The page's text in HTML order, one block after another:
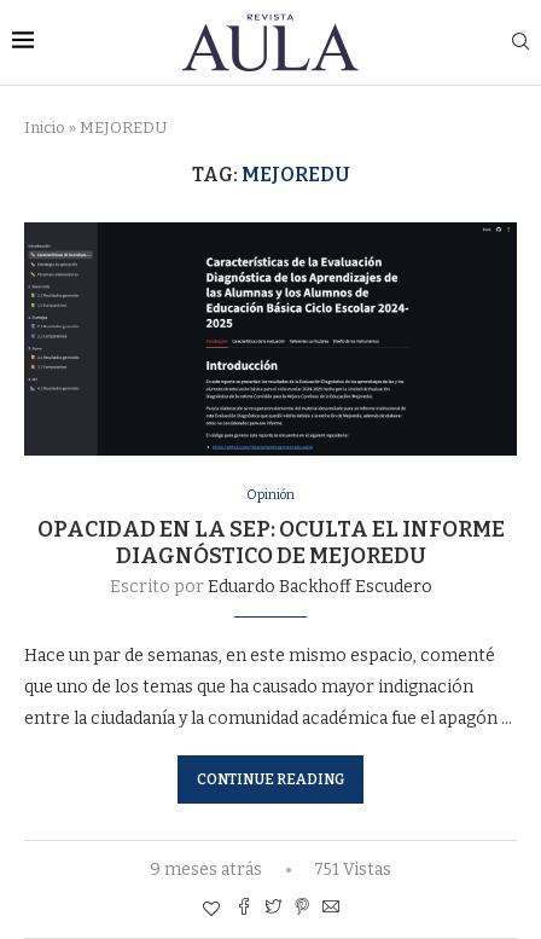
Inicio » MEJOREDU
TAG: MEJOREDU
Opinión
OPACIDAD EN LA SEP: OCULTA EL INFORME
DIAGNÓSTICO DE MEJOREDU
Escrito porEduardo Backhoff Escudero
Hace un par de semanas, en este mismo espacio, comenté
que uno de los temas que ha causado mayor indignación
entre la ciudadanía y la comunidad académica fue el apagón …
CONTINUE READING
9 meses atrás 751 Vistas